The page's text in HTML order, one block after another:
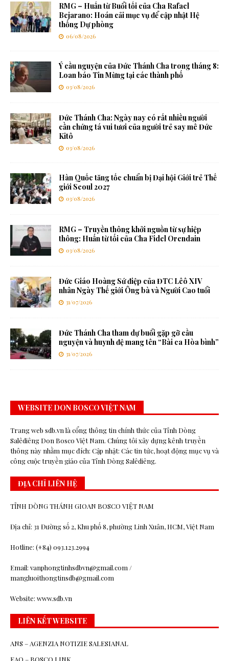
RMG – Huấn từ Buổi tối của Cha Rafael
Bejarano: Hoán cải mục vụ để cập nhật Hệ
thống Dự phòng
06/08/2026
Ý cầu nguyện của Đức Thánh Cha trong tháng 8:
Loan báo Tin Mừng tại các thành phố
03/08/2026
Đức Thánh Cha: Ngày nay có rất nhiều người
cần chứng tá vui tươi của người trẻ say mê Đức
Kitô
03/08/2026
Hàn Quốc tăng tốc chuẩn bị Đại hội Giới trẻ Thế
giới Seoul 2027
03/08/2026
RMG – Truyền thông khởi nguồn từ sự hiệp
thông: Huấn từ tối của Cha Fidel Orendain
03/08/2026
Đức Giáo Hoàng Sứ điệp của ĐTC Lêô XIV
nhân Ngày Thế giới Ông bà và Người Cao tuổi
31/07/2026
Đức Thánh Cha tham dự buổi gặp gỡ cầu
nguyện và huynh đệ mang tên “Bài ca Hòa bình”
31/07/2026
WEBSITE DON BOSCO VIỆT NAM
Trang web sdb.vn là cổng thông tin chính thức của Tỉnh Dòng
Salêdiêng Don Bosco Việt Nam. Chúng tôi xây dựng kênh truyền
thông này nhằm mục đích: Cập nhật: Các tin tức, hoạt động mục vụ và
công cuộc truyền giáo của Tỉnh Dòng Salêdiêng.
ĐỊA CHỈ LIÊN HỆ
TỈNH DÒNG THÁNH GIOAN BOSCO VIỆT NAM
Địa chỉ: 31 Đường số 2, Khu phố 8, phường Linh Xuân, HCM, Việt Nam
Hotline: (+84) 093.123.2994
Email: vanphongtinhsdbvn@gmail.com /
mangluoithongtinsdb@gmail.com
Website: www.sdb.vn
LIÊN KẾT WEBSITE
ANS – AGENZIA NOTIZIE SALESIANAL
EAO – BOSCO.LINK